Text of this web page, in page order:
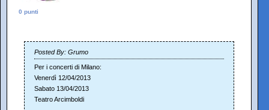
0 punti
Posted By: Grumo
Per i concerti di Milano:
Venerdì 12/04/2013
Sabato 13/04/2013
Teatro Arcimboldi